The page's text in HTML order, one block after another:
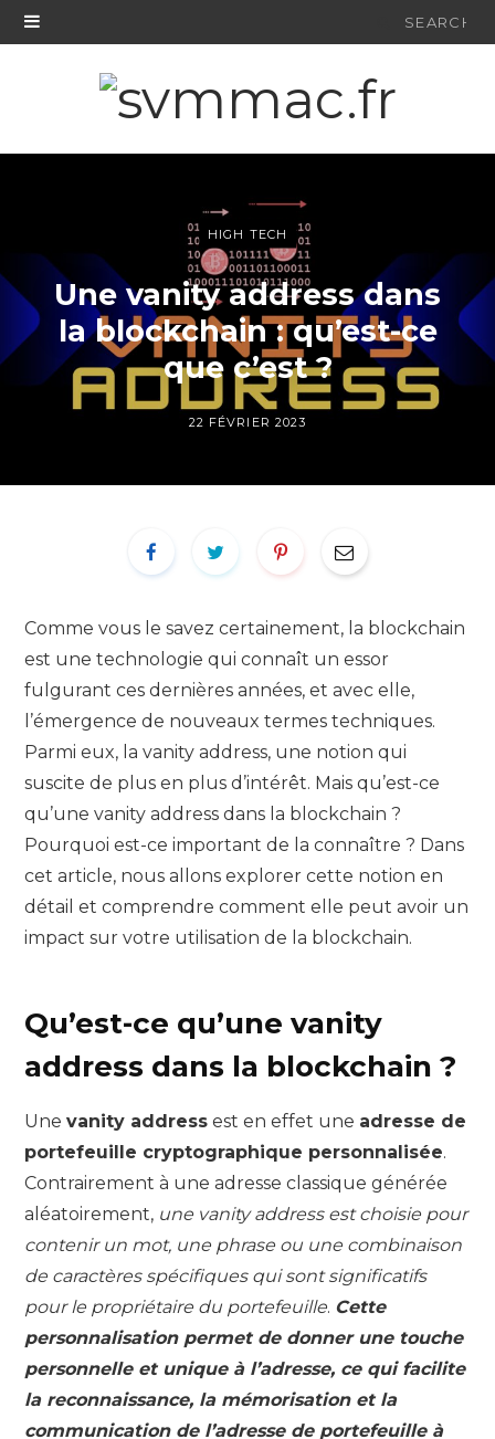
Search
HIGH TECH
Une vanity address dans
la blockchain : qu’est-ce
que c’est ?
22 FÉVRIER 2023
Comme vous le savez certainement, la blockchain
est une technologie qui connaît un essor
fulgurant ces dernières années, et avec elle,
l’émergence de nouveaux termes techniques.
Parmi eux, la vanity address, une notion qui
suscite de plus en plus d’intérêt. Mais qu’est-ce
qu’une vanity address dans la blockchain ?
Pourquoi est-ce important de la connaître ? Dans
cet article, nous allons explorer cette notion en
détail et comprendre comment elle peut avoir un
impact sur votre utilisation de la blockchain.
Qu’est-ce qu’une vanity
address dans la blockchain ?
Une vanity address est en effet une adresse de
portefeuille cryptographique personnalisée.
Contrairement à une adresse classique générée
aléatoirement, une vanity address est choisie pour
contenir un mot, une phrase ou une combinaison
de caractères spécifiques qui sont significatifs
pour le propriétaire du portefeuille. Cette
personnalisation permet de donner une touche
personnelle et unique à l’adresse, ce qui facilite
la reconnaissance, la mémorisation et la
communication de l’adresse de portefeuille à